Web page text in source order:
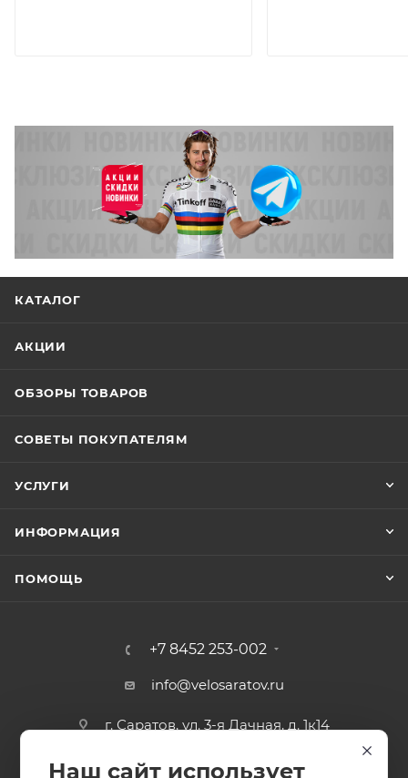
КАТАЛОГ
АКЦИИ
ОБЗОРЫ ТОВАРОВ
СОВЕТЫ ПОКУПАТЕЛЯМ
УСЛУГИ
ИНФОРМАЦИЯ
ПОМОЩЬ
+7 8452 253-002
info@velosaratov.ru
г. Саратов, ул. 3-я Дачная, д. 1к14
Наш сайт использует